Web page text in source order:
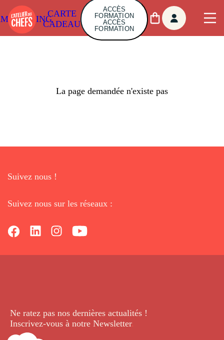
CARTE
CADEAU
ACCÈS
FORMATION
ACCÈS
FORMATION
La page demandée n'existe pas
Suivez nous !
Suivez nous sur les réseaux :
Ne ratez pas nos dernières actualités !
Inscrivez-vous à notre Newsletter.